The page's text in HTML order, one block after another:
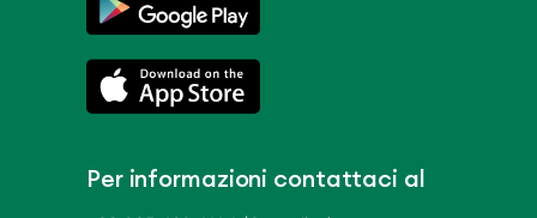
Per informazioni contattaci al